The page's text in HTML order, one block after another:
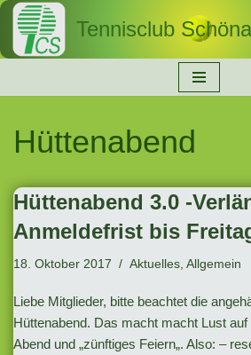
Zum
Tennisclub
Hüttenabend
Hüttenabend 3.0 -
Anmeldefrist bis
18. Oktober 2017 Aktuelles, Allgemein
Liebe Mitglieder, bitte beachtet die
Hüttenabend. Das macht macht Lust
Abend und „zünftiges Feiern„. Also: –